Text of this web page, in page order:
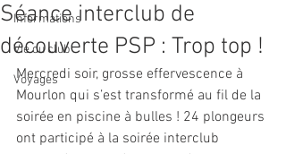
Informations
Vie du club
Voyages
Séance interclub de
découverte PSP : Trop top !
Mercredi soir, grosse effervescence à
Mourlon qui s’est transformé au fil de la
soirée en piscine à bulles ! 24 plongeurs
ont participé à la soirée interclub